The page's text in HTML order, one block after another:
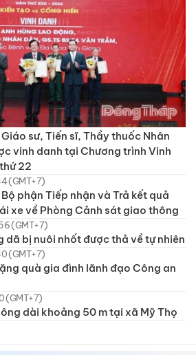
sư, Tiến sĩ, Thầy thuốc Nhân
vinh danh tại Chương trình Vinh
22
(GMT+7)
phận Tiếp nhận và Trả kết quả
xe về Phòng Cảnh sát giao thông
(GMT+7)
dã bị nuôi nhốt được thả về tự nhiên
(GMT+7)
quà gia đình lãnh đạo Công an
(GMT+7)
dài khoảng 50 m tại xã Mỹ Thọ